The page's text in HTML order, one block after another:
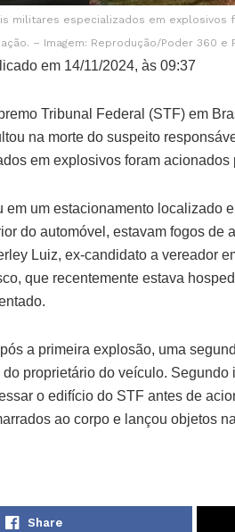
militares especializados em explosivos
– Imagem: Reprodução/Poder 360 e
em 14/11/2024, às 09:37
Tribunal Federal (STF) em
na morte do suspeito
em explosivos foram acionados
em um estacionamento localizado
do automóvel, estavam fogos de
Luiz, ex-candidato a vereador
que recentemente estava
a primeira explosão, uma
do proprietário do veículo.
o edifício do STF antes de
ao corpo e lançou objetos
Share